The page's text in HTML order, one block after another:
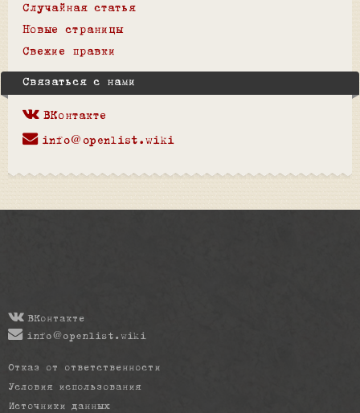
Случайная статья
Новые страницы
Свежие правки
Связаться с нами
ВКонтакте
info@openlist.wiki
ВКонтакте
info@openlist.wiki
Отказ от ответственности
Условия использования
Источники данных